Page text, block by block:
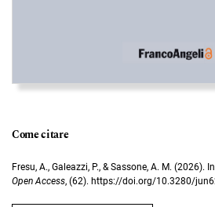
Come citare
Fresu, A., Galeazzi, P., & Sassone, A. M. (2026).
Open Access, (62). https://doi.org/10.3280/